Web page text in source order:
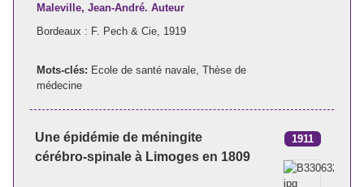
Maleville, Jean-André. Auteur
Bordeaux : F. Pech & Cie, 1919
Mots-clés: Ecole de santé navale, Thèse de
médecine
Une épidémie de méningite
cérébro-spinale à Limoges en 1809
1911